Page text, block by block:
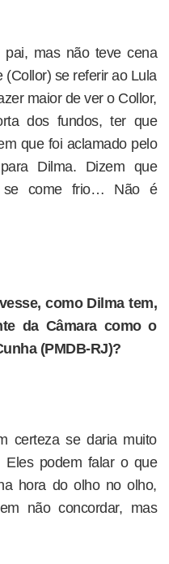
mas não teve cena
(Collor) se referir ao Lula
maior de ver o Collor,
dos fundos, ter que
que foi aclamado pelo
Dilma. Dizem que
se come frio… Não é
como Dilma tem,
da Câmara como o
(PMDB-RJ)?
certeza se daria muito
Eles podem falar o que
hora do olho no olho,
não concordar, mas